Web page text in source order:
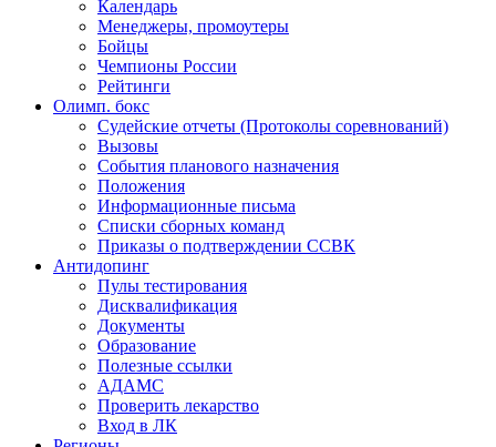
Календарь
Менеджеры, промоутеры
Бойцы
Чемпионы России
Рейтинги
Олимп. бокс
Судейские отчеты (Протоколы соревнований)
Вызовы
События планового назначения
Положения
Информационные письма
Списки сборных команд
Приказы о подтверждении ССВК
Антидопинг
Пулы тестирования
Дисквалификация
Документы
Образование
Полезные ссылки
АДАМС
Проверить лекарство
Вход в ЛК